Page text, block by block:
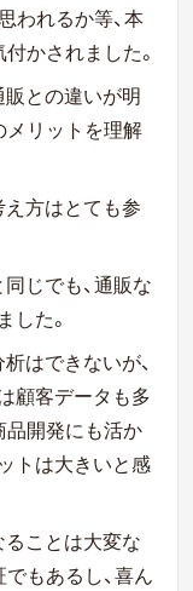
われるか等、本
かされました。
販との違いが明
メリットを理解
え方はとても参
じでも、通販な
た。
はできないが、
顧客データも多
品開発にも活か
トは大きいと感
ることは大変な
もあるし、喜ん